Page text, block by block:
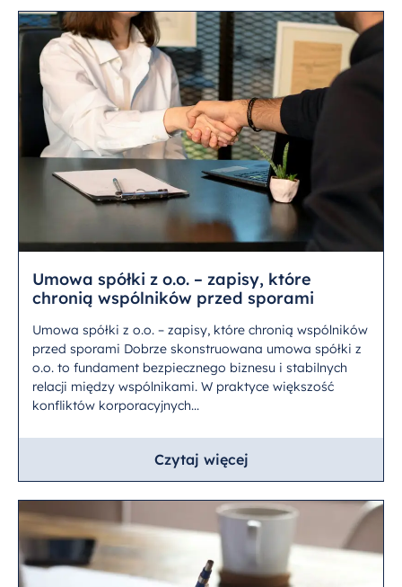
Umowa spółki z o.o. – zapisy, które
chronią wspólników przed sporami
Umowa spółki z o.o. – zapisy, które chronią wspólników
przed sporami Dobrze skonstruowana umowa spółki z
o.o. to fundament bezpiecznego biznesu i stabilnych
relacji między wspólnikami. W praktyce większość
konfliktów korporacyjnych...
Czytaj więcej